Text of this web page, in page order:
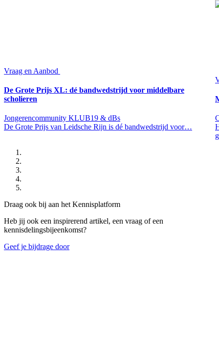
Vraag en Aanbod
De Grote Prijs XL: dé bandwedstrijd voor middelbare
scholieren
Jongerencommunity KLUB19 & dBs
De Grote Prijs van Leidsche Rijn is dé bandwedstrijd voor…
Draag ook bij aan het Kennisplatform
Heb jij ook een inspirerend artikel, een vraag of een
kennisdelingsbijeenkomst?
Geef je bijdrage door